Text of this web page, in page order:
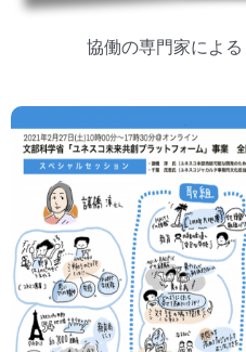
協働の専門家によ